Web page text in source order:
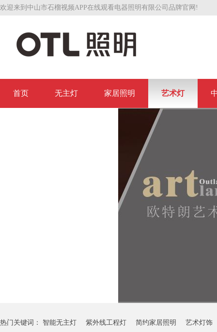
欢迎来到中山市石榴视频APP在线观看电器照明有限公司品牌官网!
首页 无主灯 家居照明 艺术灯
热门关键词： 智能无主灯 紫外线工程灯 简约家居照明 艺术灯饰